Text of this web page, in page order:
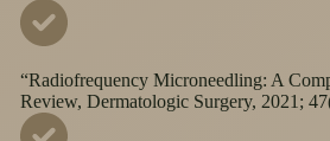
“Radiofrequency Microneedling: A
Review, Dermatologic Surgery, 2021;